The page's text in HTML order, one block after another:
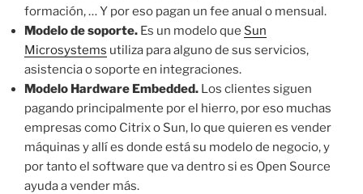
formación, … Y por eso pagan un fee anual o mensual.
Modelo de soporte. Es un modelo que Sun
Microsystems utiliza para alguno de sus servicios,
asistencia o soporte en integraciones.
Modelo Hardware Embedded. Los clientes siguen
pagando principalmente por el hierro, por eso muchas
empresas como Citrix o Sun, lo que quieren es vender
máquinas y allí es donde está su modelo de negocio, y
por tanto el software que va dentro si es Open Source
ayuda a vender más.